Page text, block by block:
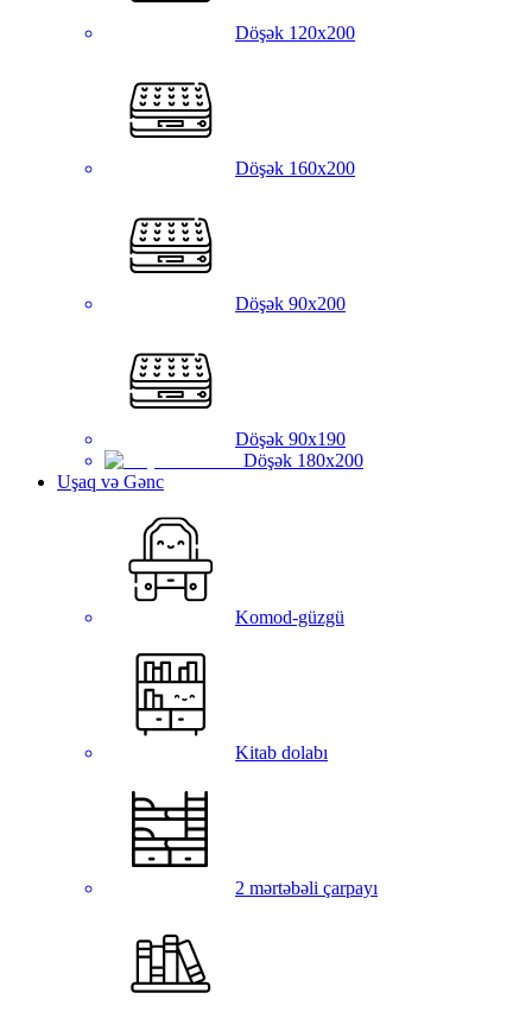
Döşək 120x200
Döşək 160x200
Döşək 90x200
Döşək 90x190
Döşək 180x200
Uşaq və Gənc
Komod-güzgü
Kitab dolabı
2 mərtəbəli çarpayı